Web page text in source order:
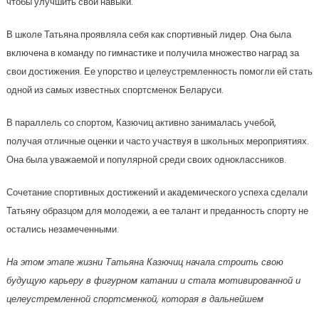
В школе Татьяна проявляла себя как спортивный лидер. Она была
включена в команду по гимнастике и получила множество наград за
свои достижения. Ее упорство и целеустремленность помогли ей стать
одной из самых известных спортсменок Беларуси.
В параллель со спортом, Казючиц активно занималась учебой,
получая отличные оценки и часто участвуя в школьных мероприятиях.
Она была уважаемой и популярной среди своих одноклассников.
Сочетание спортивных достижений и академического успеха сделали
Татьяну образцом для молодежи, а ее талант и преданность спорту не
остались незамеченными.
На этом этапе жизни Татьяна Казючиц начала строить свою
будущую карьеру в фигурном катании и стала мотивированной и
целеустремленной спортсменкой, которая в дальнейшем